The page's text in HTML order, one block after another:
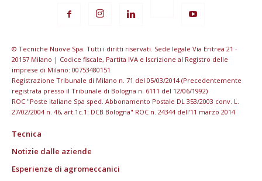
© Tecniche Nuove Spa. Tutti i diritti riservati. Sede legale Via Eritrea 21 -
20157 Milano | Codice fiscale, Partita IVA e Iscrizione al Registro delle
imprese di Milano: 00753480151
Registrazione Tribunale di Milano n. 71 del 05/03/2014 (Precedentemente
registrata presso il Tribunale di Bologna n. 6111 del 12/06/1992)
ROC "Poste italiane Spa sped. Abbonamento Postale DL 353/2003 conv. L.
27/02/2004 n. 46, art.1c.1: DCB Bologna" ROC n. 24344 dell'11 marzo 2014
Tecnica
Notizie dalle aziende
Esperienze di agromeccanici